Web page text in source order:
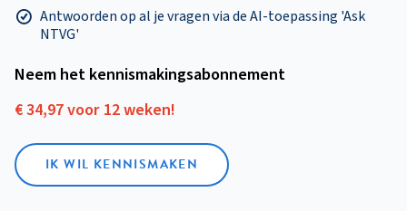
Antwoorden op al je vragen via de AI-toepassing 'Ask
NTVG'
Neem het kennismakings­abonnement
€ 34,97 voor 12 weken!
IK WIL KENNISMAKEN